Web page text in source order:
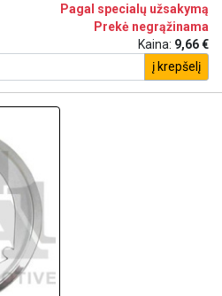
Pagal specialų užsakymą
Prekė negrąžinama
Kaina: 9,66 €
į krepšelį